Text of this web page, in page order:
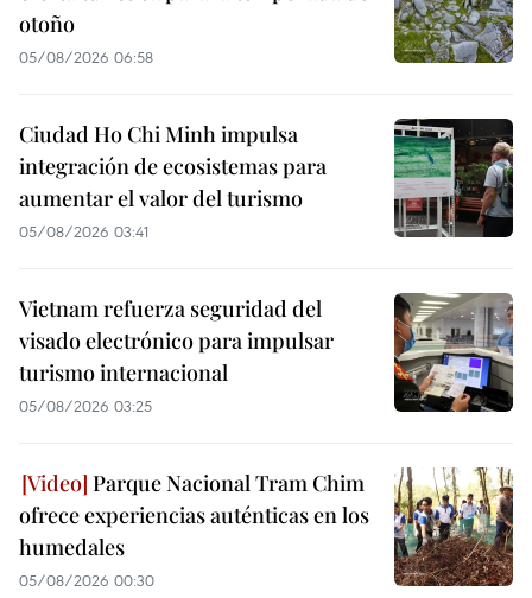
otoño
05/08/2026 06:58
Ciudad Ho Chi Minh impulsa
integración de ecosistemas para
aumentar el valor del turismo
05/08/2026 03:41
Vietnam refuerza seguridad del
visado electrónico para impulsar
turismo internacional
05/08/2026 03:25
Parque Nacional Tram Chim
ofrece experiencias auténticas en los
humedales
05/08/2026 00:30